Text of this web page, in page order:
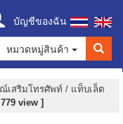
บัญชีของฉัน
หมวดหมู่สินค้า
เสริมโทรศัพท์ / แท็บเล็ต
view ]